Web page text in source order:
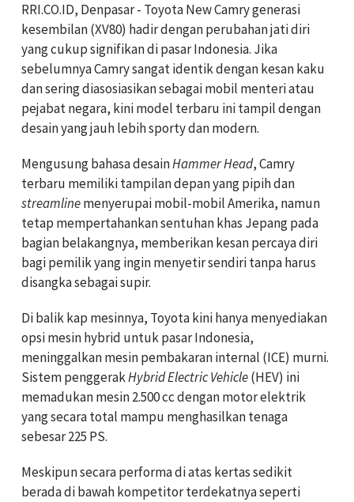
RRI.CO.ID, Denpasar - Toyota New Camry generasi
kesembilan (XV80) hadir dengan perubahan jati diri
yang cukup signifikan di pasar Indonesia. Jika
sebelumnya Camry sangat identik dengan kesan kaku
dan sering diasosiasikan sebagai mobil menteri atau
pejabat negara, kini model terbaru ini tampil dengan
desain yang jauh lebih sporty dan modern.
Mengusung bahasa desainHammer Head, Camry
terbaru memiliki tampilan depan yang pipih dan
streamlinemenyerupai mobil-mobil Amerika, namun
tetap mempertahankan sentuhan khas Jepang pada
bagian belakangnya, memberikan kesan percaya diri
bagi pemilik yang ingin menyetir sendiri tanpa harus
disangka sebagai supir.
Di balik kap mesinnya, Toyota kini hanya menyediakan
opsi mesin hybrid untuk pasar Indonesia,
meninggalkan mesin pembakaran internal (ICE) murni.
Sistem penggerakHybrid Electric Vehicle(HEV) ini
memadukan mesin 2.500 cc dengan motor elektrik
yang secara total mampu menghasilkan tenaga
sebesar 225 PS.
Meskipun secara performa di atas kertas sedikit
berada di bawah kompetitor terdekatnya seperti